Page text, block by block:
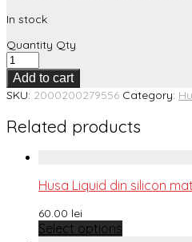
In stock
Quantity Qty
Add to cart
SKU: 2000200279556 Category:
Related products
Husa Liquid din silicon
60.00 lei
Select options